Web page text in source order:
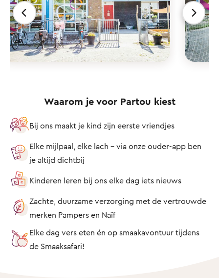
Waarom je voor Partou kiest
Bij ons maakt je kind zijn eerste vriendjes
Elke mijlpaal, elke lach – via onze ouder-app ben
je altijd dichtbij
Kinderen leren bij ons elke dag iets nieuws
Zachte, duurzame verzorging met de vertrouwde
merken Pampers en Naïf
Elke dag vers eten én op smaakavontuur tijdens
de Smaaksafari!